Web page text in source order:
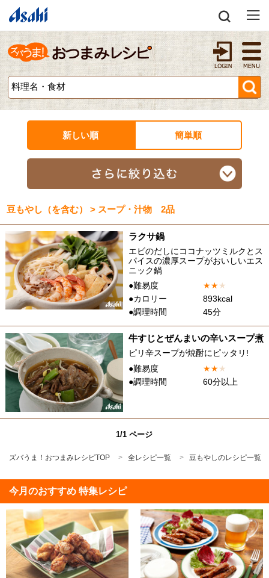
新しい順 簡単順
豆もやし（を含む） > スープ・汁物 2品
ラクサ鍋
エビのだしにココナッツミルクとス
パイスの濃厚スープがおいしいエス
ニック鍋
●難易度
★★★
●カロリー
893kcal
●調理時間
45分
牛すじとぜんまいの辛いスープ煮
ピリ辛スープが焼酎にピッタリ!
●難易度
★★★
●調理時間
60分以上
1/1 ページ
ズバうま！おつまみレシピTOP 全レシピ一覧 豆もやしのレシピ一覧
今月のおすすめ 特集レシピ